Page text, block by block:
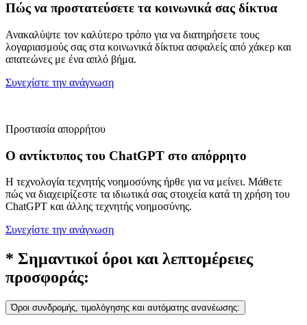
Πώς να προστατεύσετε τα κοινωνικά σας δίκτυα
Ανακαλύψτε τον καλύτερο τρόπο για να διατηρήσετε τους
λογαριασμούς σας στα κοινωνικά δίκτυα ασφαλείς από χάκερ και
απατεώνες με ένα απλό βήμα.
Συνεχίστε την ανάγνωση
Προστασία απορρήτου
Ο αντίκτυπος του ChatGPT στο απόρρητο
Η τεχνολογία τεχνητής νοημοσύνης ήρθε για να μείνει. Μάθετε
πώς να διαχειρίζεστε τα ιδιωτικά σας στοιχεία κατά τη χρήση του
ChatGPT και άλλης τεχνητής νοημοσύνης.
Συνεχίστε την ανάγνωση
* Σημαντικοί όροι και λεπτομέρειες
προσφοράς:
Όροι συνδρομής, τιμολόγησης και αυτόματης ανανέωσης: